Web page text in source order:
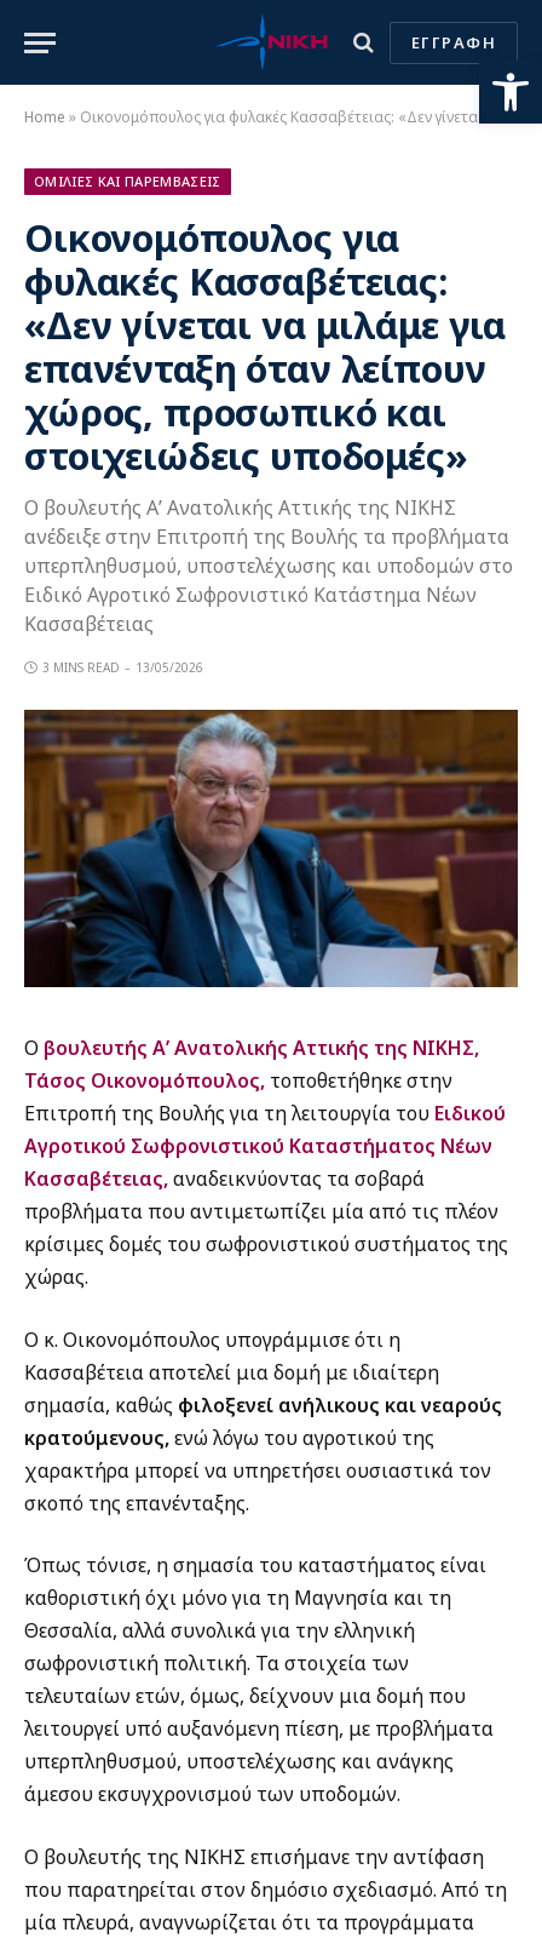
ΕΓΓΡΑΦΗ
Home » Οικονομόπουλος για φυλακές Κασσαβέτειας: «Δεν γίνεται να μιλάμε για επανένταξη όταν λείπουν χώρος, προσωπικό και στοιχειώδεις υποδομές»
ΟΜΙΛΙΕΣ ΚΑΙ ΠΑΡΕΜΒΑΣΕΙΣ
Οικονομόπουλος για
φυλακές Κασσαβέτειας:
«Δεν γίνεται να μιλάμε για
επανένταξη όταν λείπουν
χώρος, προσωπικό και
στοιχειώδεις υποδομές»
Ο βουλευτής Α’ Ανατολικής Αττικής της ΝΙΚΗΣ
ανέδειξε στην Επιτροπή της Βουλής τα προβλήματα
υπερπληθυσμού, υποστελέχωσης και υποδομών στο
Ειδικό Αγροτικό Σωφρονιστικό Κατάστημα Νέων
Κασσαβέτειας
3 MINS READ 13/05/2026
Ο βουλευτής Α’ Ανατολικής Αττικής της ΝΙΚΗΣ,
Τάσος Οικονομόπουλος, τοποθετήθηκε στην
Επιτροπή της Βουλής για τη λειτουργία του Ειδικού
Αγροτικού Σωφρονιστικού Καταστήματος Νέων
Κασσαβέτειας,αναδεικνύοντας τα σοβαρά
προβλήματα που αντιμετωπίζει μία από τις πλέον
κρίσιμες δομές του σωφρονιστικού συστήματος της
χώρας.
Ο κ. Οικονομόπουλος υπογράμμισε ότι η
Κασσαβέτεια αποτελεί μια δομή με ιδιαίτερη
σημασία, καθώς φιλοξενεί ανήλικους και νεαρούς
κρατούμενους,ενώ λόγω του αγροτικού της
χαρακτήρα μπορεί να υπηρετήσει ουσιαστικά τον
σκοπό της επανένταξης.
Όπως τόνισε, η σημασία του καταστήματος είναι
καθοριστική όχι μόνο για τη Μαγνησία και τη
Θεσσαλία, αλλά συνολικά για την ελληνική
σωφρονιστική πολιτική. Τα στοιχεία των
τελευταίων ετών, όμως, δείχνουν μια δομή που
λειτουργεί υπό αυξανόμενη πίεση, με προβλήματα
υπερπληθυσμού, υποστελέχωσης και ανάγκης
άμεσου εκσυγχρονισμού των υποδομών.
Ο βουλευτής της ΝΙΚΗΣ επισήμανε την αντίφαση
που παρατηρείται στον δημόσιο σχεδιασμό. Από τη
μία πλευρά, αναγνωρίζεται ότι τα προγράμματα